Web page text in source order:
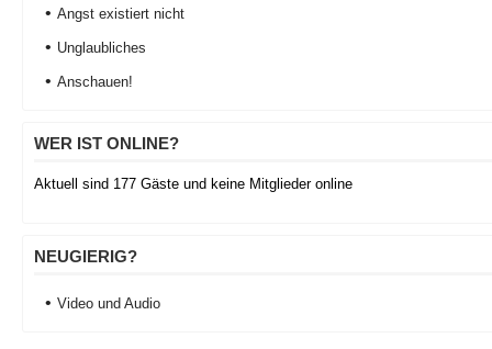
Angst existiert nicht
Unglaubliches
Anschauen!
WER IST ONLINE?
Aktuell sind 177 Gäste und keine Mitglieder online
NEUGIERIG?
Video und Audio